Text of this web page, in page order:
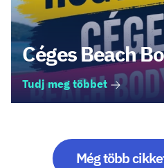
Céges Beach
Tudj meg többet
Még több